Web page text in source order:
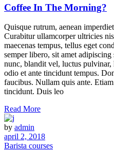
Coffee In The Morning?
Quisque rutrum, aenean
Curabitur ullamcorper ultricies
maecenas tempus, tellus eget
semper libero, sit amet
nunc, blandit vel, luctus pulvinar,
odio et ante tincidunt tempus.
faucibus. Nullam quis ante.
tincidunt. Duis leo
Read More
by admin
april 2, 2018
Barista courses